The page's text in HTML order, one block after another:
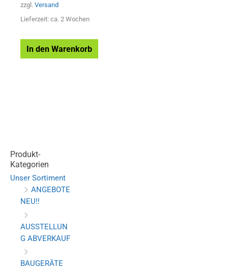
Produkt-
Kategorien
Unser Sortiment
ANGEBOTE
NEU!!
AUSSTELLUN
G ABVERKAUF
BAUGERÄTE
zzgl. Versand
Lieferzeit: ca. 2 Wochen
In den Warenkorb